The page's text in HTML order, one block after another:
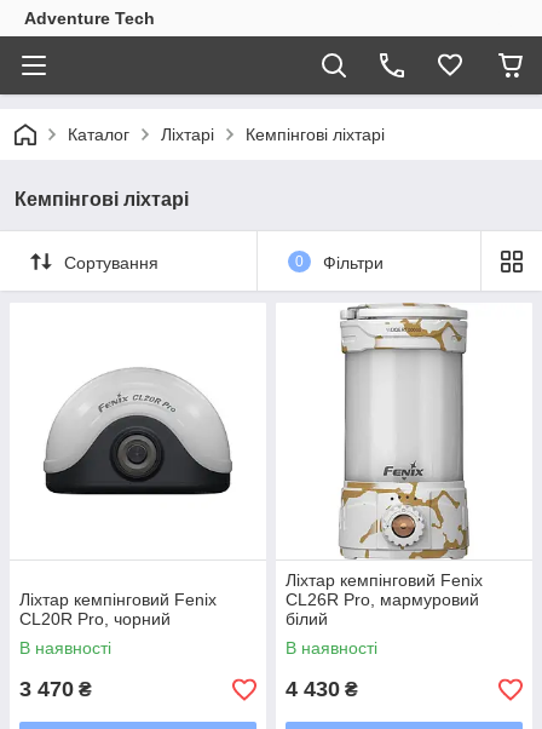
Adventure Tech
Каталог Ліхтарі Кемпінгові ліхтарі
Кемпінгові ліхтарі
Сортування 0 Фільтри
Ліхтар кемпінговий Fenix
CL20R Pro, чорний
В наявності
3 470 ₴
Ліхтар кемпінговий Fenix
CL26R Pro, мармуровий
білий
В наявності
4 430 ₴